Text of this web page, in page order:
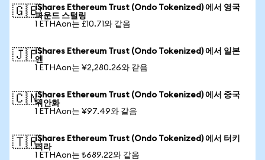
🇬🇧iShares Ethereum Trust (Ondo Tokenized) 에서 영국
파운드 스털링
1 ETHAon는 £10.71와 같음
🇯🇵iShares Ethereum Trust (Ondo Tokenized) 에서 일본
엔
1 ETHAon는 ¥2,280.26와 같음
🇨🇳iShares Ethereum Trust (Ondo Tokenized) 에서 중국
위안화
1 ETHAon는 ¥97.49와 같음
🇹🇷iShares Ethereum Trust (Ondo Tokenized) 에서 터키
리라
1 ETHAon는 ₺689.22와 같음